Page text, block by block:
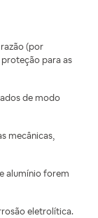
(por
para as
de modo
mecânicas,
alumínio forem
eletrolítica.